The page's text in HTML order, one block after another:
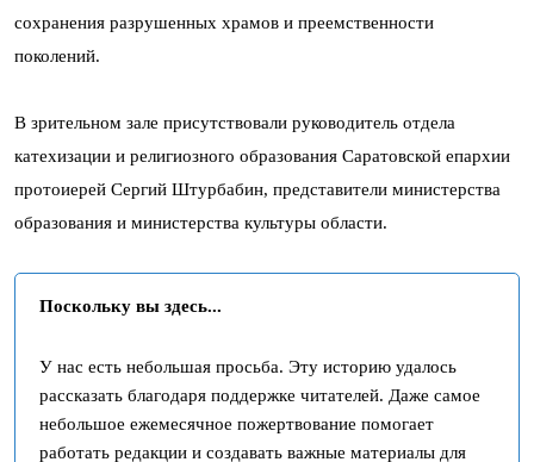
сохранения разрушенных храмов и преемственности
поколений.
В зрительном зале присутствовали руководитель отдела
катехизации и религиозного образования Саратовской епархии
протоиерей Сергий Штурбабин, представители министерства
образования и министерства культуры области.
Поскольку вы здесь...
У нас есть небольшая просьба. Эту историю удалось
рассказать благодаря поддержке читателей. Даже самое
небольшое ежемесячное пожертвование помогает
работать редакции и создавать важные материалы для